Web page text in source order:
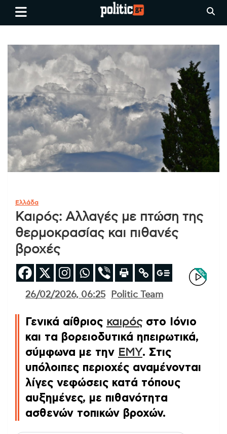
Skip
Ειδήσεις απο τη
Θεσσαλονίκη, την Ελλάδα και
όλο τον Κόσμο
politic.gr
Ελλάδα
Καιρός: Αλλαγές με πτώση της
θερμοκρασίας και πιθανές
βροχές
26/02/2026, 06:25 Politic Team
Γενικά αίθριος καιρόςστο Ιόνιο
και τα βορειοδυτικά ηπειρωτικά,
σύμφωνα με την ΕΜΥ. Στις
υπόλοιπες περιοχές αναμένονται
λίγες νεφώσεις κατά τόπους
αυξημένες, με πιθανότητα
ασθενών τοπικών βροχών.